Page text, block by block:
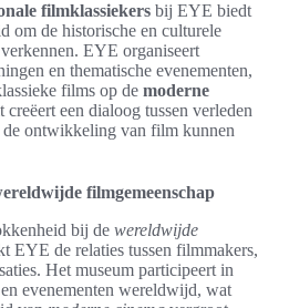
filmklassiekers bij EYE biedt
om de historische en culturele
EYE organiseert
en thematische evenementen,
films op de moderne
een dialoog tussen verleden
ontwikkeling van film kunnen
filmgemeenschap
bij de wereldwijde
EYE de relaties tussen filmmakers,
Het museum participeert in
evenementen wereldwijd, wat